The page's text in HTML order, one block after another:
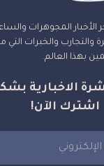
المجوهرات
والتجارب والخبرات التي
بهذا العالم.
الاخبارية
اشترك الآن!